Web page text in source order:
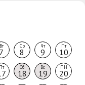
Вт
7
Ср
8
Чт
9
Пт
10
Пт Сб
18
Вс
19
ПН
20